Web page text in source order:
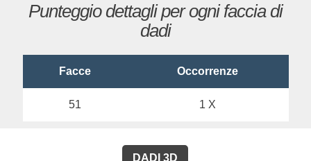
Punteggio dettagli per ogni faccia di
dadi
Facce Occorrenze
51 1 X
DADI 3D